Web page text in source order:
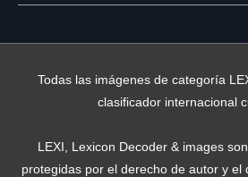
Todas las imágenes de categoría
clasificador internacional
LEXI, Lexicon Decoder & images
protegidas por el derecho de autor y el